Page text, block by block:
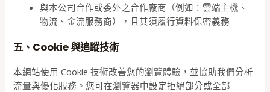
與本公司合作或委外之合作廠商（例如：雲端主機、
物流、金流服務商），且其須履行資料保密義務
五、Cookie 與追蹤技術
本網站使用 Cookie 技術改善您的瀏覽體驗，並協助我們分析
流量與優化服務。您可在瀏覽器中設定拒絕部分或全部